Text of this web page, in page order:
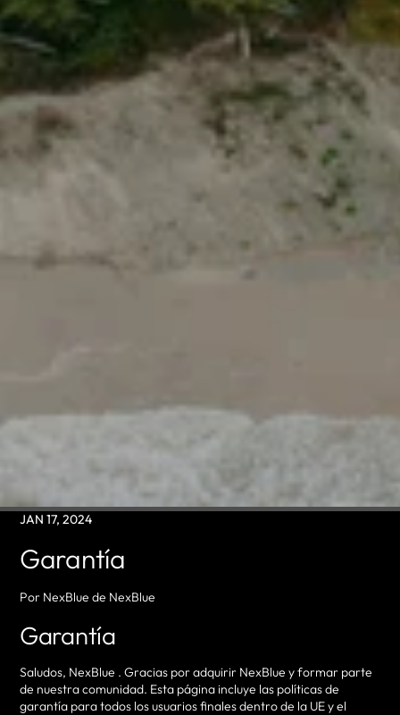
JAN 17, 2024
Garantía
Por NexBlue de NexBlue
Garantía
Saludos, NexBlue . Gracias por adquirir NexBlue y formar parte
de nuestra comunidad. Esta página incluye las políticas de
garantía para todos los usuarios finales dentro de la UE y el